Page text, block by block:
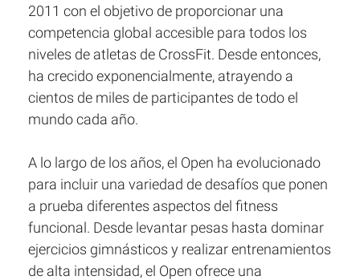
2011 con el objetivo de proporcionar una
competencia global accesible para todos los
niveles de atletas de CrossFit. Desde entonces,
ha crecido exponencialmente, atrayendo a
cientos de miles de participantes de todo el
mundo cada año.
A lo largo de los años, el Open ha evolucionado
para incluir una variedad de desafíos que ponen
a prueba diferentes aspectos del fitness
funcional. Desde levantar pesas hasta dominar
ejercicios gimnásticos y realizar entrenamientos
de alta intensidad, el Open ofrece una